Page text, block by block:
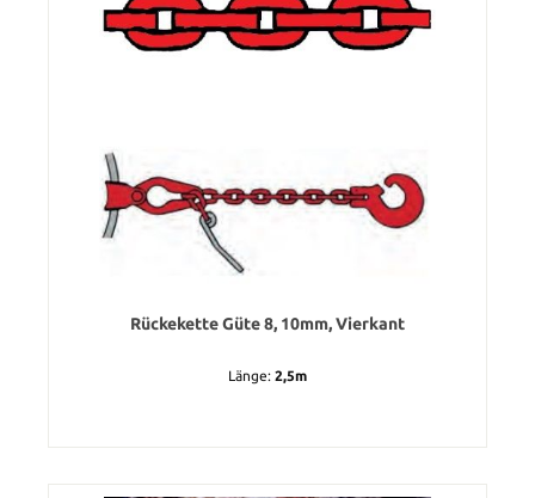
Rückekette Güte 8, 10mm, Vierkant
Länge: 2,5m